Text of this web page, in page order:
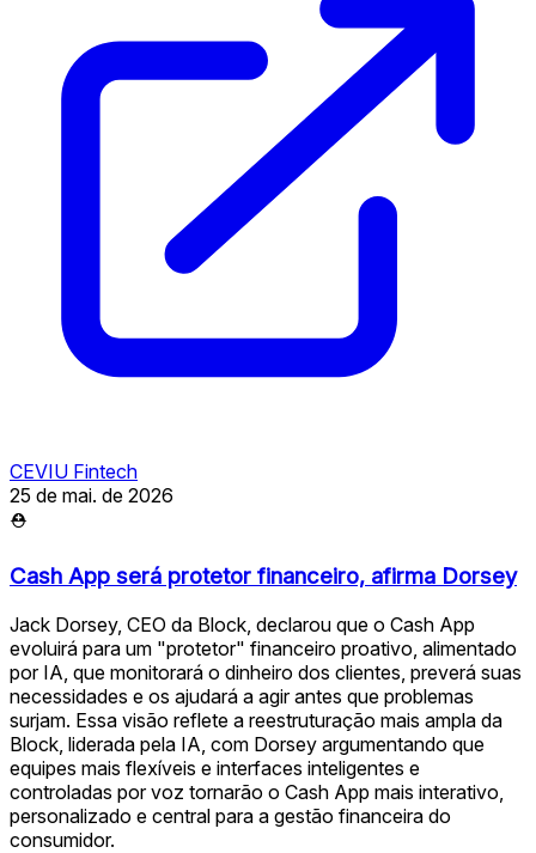
CEVIU Fintech
25 de mai. de 2026
⛑
Cash App será protetor financeiro, afirma Dorsey
Jack Dorsey, CEO da Block, declarou que o Cash App
evoluirá para um "protetor" financeiro proativo, alimentado
por IA, que monitorará o dinheiro dos clientes, preverá suas
necessidades e os ajudará a agir antes que problemas
surjam. Essa visão reflete a reestruturação mais ampla da
Block, liderada pela IA, com Dorsey argumentando que
equipes mais flexíveis e interfaces inteligentes e
controladas por voz tornarão o Cash App mais interativo,
personalizado e central para a gestão financeira do
consumidor.